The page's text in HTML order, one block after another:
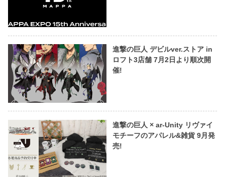
進撃の巨人 デビルver.ストア in
ロフト3店舗 7月2日より順次開
催!
進撃の巨人 × ar-Unity リヴァイ
モチーフのアパレル&雑貨 9月発
売!